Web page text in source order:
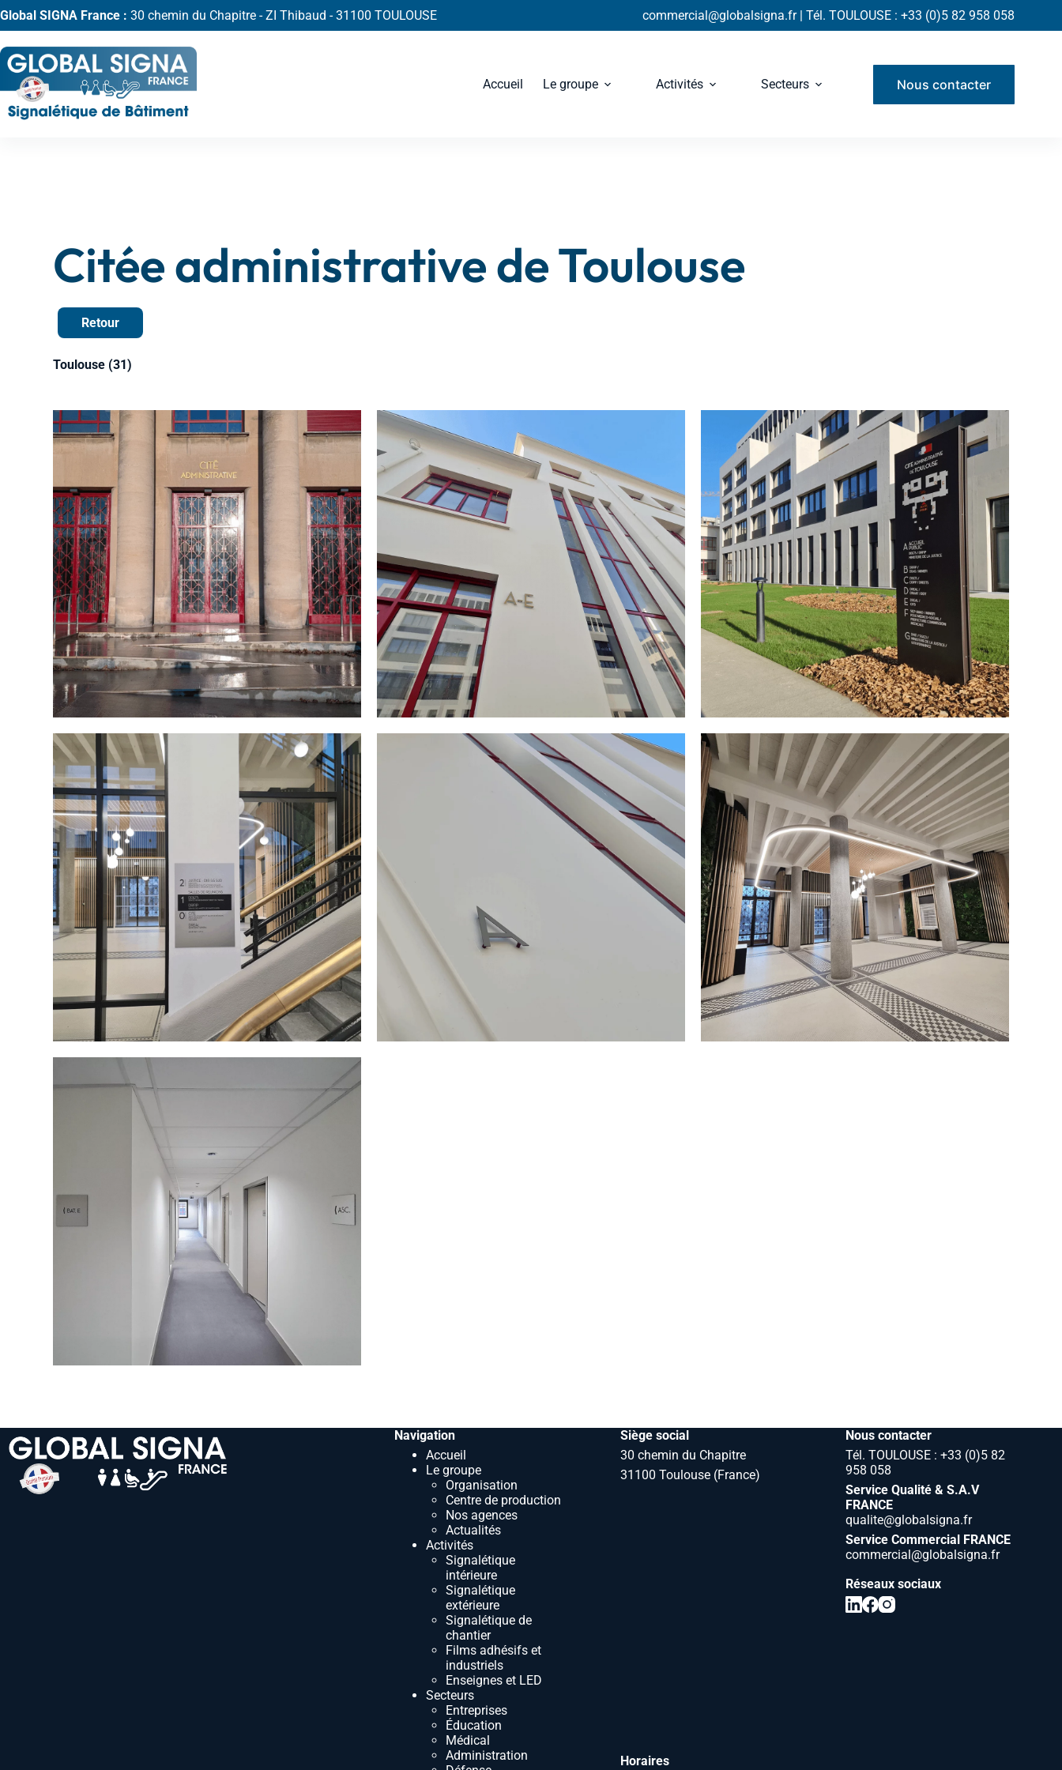
Global SIGNA France : 30 chemin du Chapitre - ZI Thibaud - 31100 TOULOUSE commercial@globalsigna.fr | Tél. TOULOUSE : +33 (0)5 82 958 058
Accueil Le groupe Activités Secteurs Nous contacter
Citée administrative de Toulouse
Retour
Toulouse (31)
Navigation
Accueil
Le groupe
Organisation
Centre de production
Nos agences
Actualités
Activités
Signalétique
intérieure
Signalétique
extérieure
Signalétique de
chantier
Films adhésifs et
industriels
Enseignes et LED
Secteurs
Entreprises
Éducation
Médical
Administration
Siège social
30 chemin du Chapitre
31100 Toulouse (France)
Horaires
Nous contacter
Tél. TOULOUSE : +33 (0)5 82
958 058
Service Qualité & S.A.V
FRANCE
qualite@globalsigna.fr
Service Commercial FRANCE
commercial@globalsigna.fr
Réseaux sociaux